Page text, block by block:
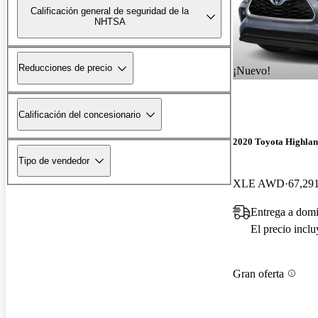
Calificación general de seguridad de la
NHTSA
Reducciones de precio
Calificación del concesionario
Tipo de vendedor
¡Nuevo!
2020 Toyota
XLE AWD
Entrega a
El precio
Gran oferta